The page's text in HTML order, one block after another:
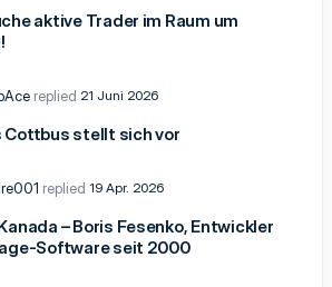
aktive Trader im Raum um
21 Juni 2026
Cottbus stellt sich vor
19 Apr. 2026
– Boris Fesenko, Entwickler
Software seit 2000